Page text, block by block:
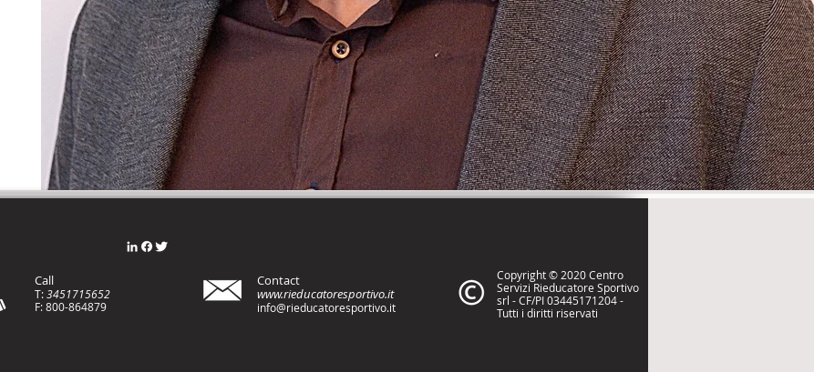
Call
T:3451715652
F: 800-864879
Contact
www.rieducatoresportivo.it
info@rieducatoresportivo.it
Copyright © 2020 Centro
Servizi Rieducatore Sportivo
srl - CF/PI 03445171204 -
Tutti i diritti riservati